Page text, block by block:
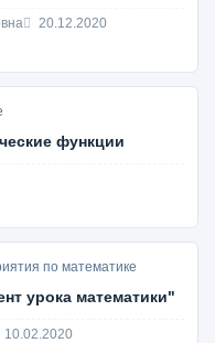
20.12.2020
функции
по математике
урока математики"
10.02.2020